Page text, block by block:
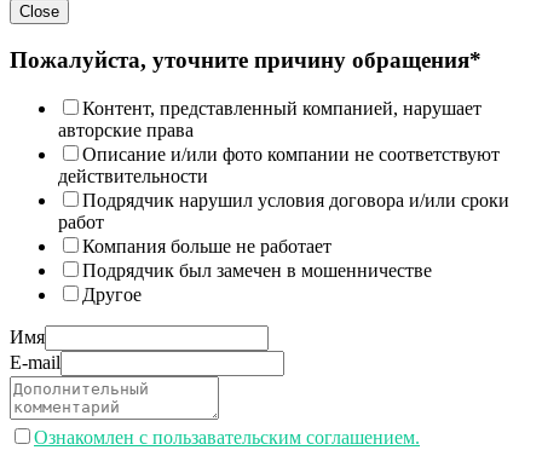
Close
Пожалуйста, уточните причину обращения*
Контент, представленный компанией, нарушает
авторские права
Описание и/или фото компании не соответствуют
действительности
Подрядчик нарушил условия договора и/или сроки
работ
Компания больше не работает
Подрядчик был замечен в мошенничестве
Другое
Имя
E-mail
Ознакомлен с пользавательским соглашением.